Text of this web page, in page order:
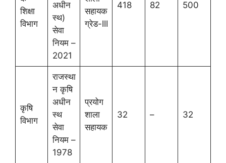
शिक्षा
विभाग
अधीन
स्थ)
सेवा
नियम –
2021
सहायक
ग्रेड-III
418 82 500
कृषि
विभाग
राजस्था
न कृषि
अधीन
स्थ
सेवा
नियम –
1978
प्रयोग
शाला
सहायक
32 – 32